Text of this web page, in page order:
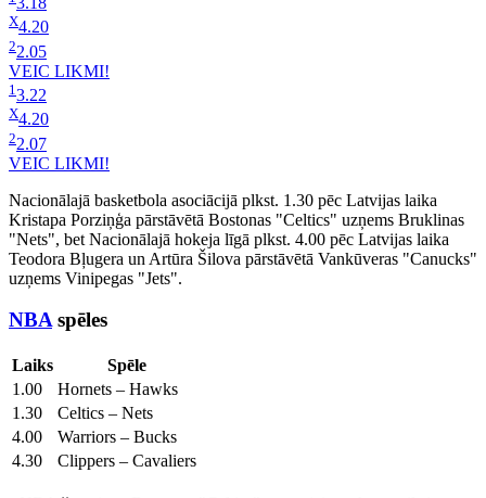
X4.20
22.05
VEIC LIKMI!
1 3.22
X4.20
22.07
VEIC LIKMI!
Nacionālajā basketbola asociācijā plkst. 1.30 pēc Latvijas laika
Kristapa Porziņģa pārstāvētā Bostonas "Celtics" uzņems Bruklinas
"Nets", bet Nacionālajā hokeja līgā plkst. 4.00 pēc Latvijas laika
Teodora Bļugera un Artūra Šilova pārstāvētā Vankūveras "Canucks"
uzņems Vinipegas "Jets".
NBAspēles
Laiks
Spēle
1.00
Hornets – Hawks
1.30
Celtics – Nets
4.00
Warriors – Bucks
4.30
Clippers – Cavaliers